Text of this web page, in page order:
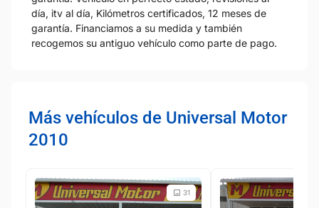
día, itv al día, Kilómetros certificados, 12 meses de
garantía. Financiamos a su medida y también
recogemos su antiguo vehículo como parte de pago.
Más vehículos de Universal Motor
2010
31